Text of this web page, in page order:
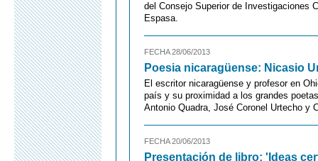
del Consejo Superior de Investigaciones
Espasa.
FECHA 28/06/2013
Poesia nicaragüense: Nicasio
El escritor nicaragüense y profesor en
país y su proximidad a los grandes
Antonio Quadra, José Coronel Urtecho y
FECHA 20/06/2013
Presentación de libro: 'Ideas